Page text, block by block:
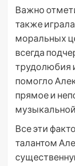
Важно
также
моральных
всегда
трудолюбия
помогло
прямое и
Все эти
талантом